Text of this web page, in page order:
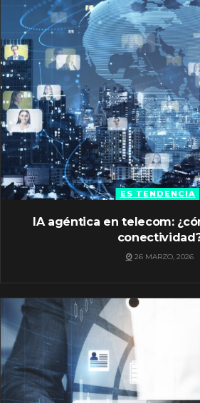
ES TENDENCIA
IA agéntica en telecom:
26 MARZO, 2026